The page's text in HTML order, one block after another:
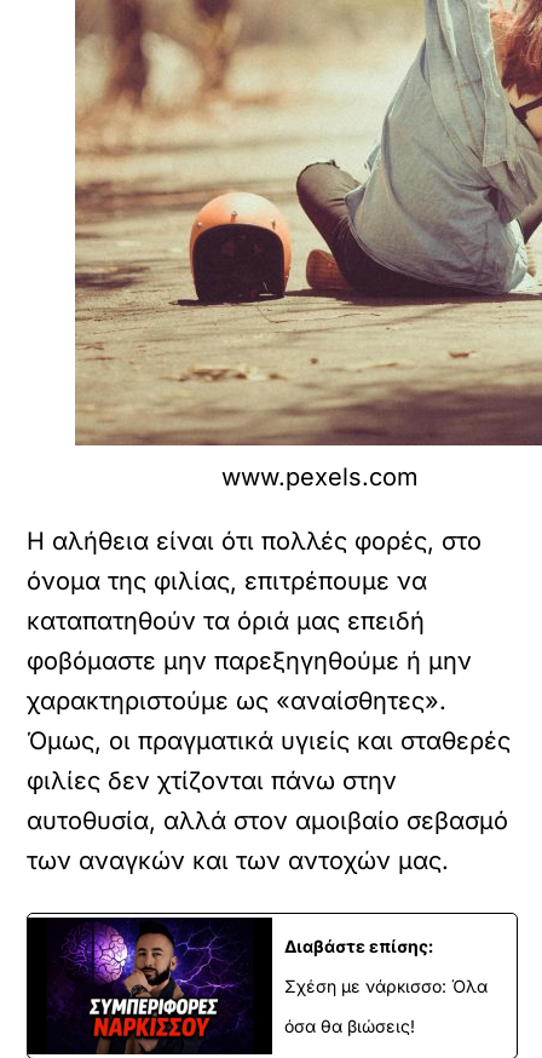
www.pexels.com
Η αλήθεια είναι ότι πολλές φορές, στο
όνομα της φιλίας, επιτρέπουμε να
καταπατηθούν τα όριά μας επειδή
φοβόμαστε μην παρεξηγηθούμε ή μην
χαρακτηριστούμε ως «αναίσθητες».
Όμως, οι πραγματικά υγιείς και σταθερές
φιλίες δεν χτίζονται πάνω στην
αυτοθυσία, αλλά στον αμοιβαίο σεβασμό
των αναγκών και των αντοχών μας.
Διαβάστε επίσης:
Σχέση με νάρκισσο: Όλα
όσα θα βιώσεις!